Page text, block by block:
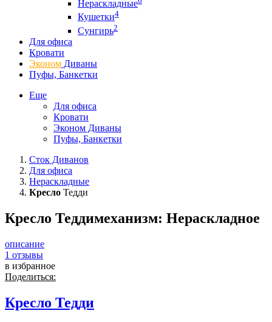
Нераскладные
Кушетки4
Сунгирь2
Для офиса
Кровати
Эконом Диваны
Пуфы, Банкетки
Еще
Для офиса
Кровати
Эконом Диваны
Пуфы, Банкетки
Сток Диванов
Для офиса
Нераскладные
Кресло Тедди
Кресло Теддимеханизм: Нераскладное
описание
1 отзывы
в избранное
Поделиться:
Кресло Тедди